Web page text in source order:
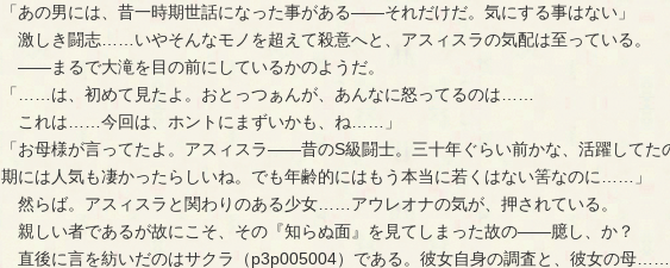
「あの男には、昔一時期世話になった事がある――それだけだ。気にする事はない」
激しき闘志……いやそんなモノを超えて殺意へと、アスィスラの気配は至っている。
――まるで大滝を目の前にしているかのようだ。
「……は、初めて見たよ。おとっつぁんが、あんなに怒ってるのは……
これは……今回は、ホントにまずいかも、ね……」
「お母様が言ってたよ。アスィスラ――昔のS級闘士。三十年ぐらい前かな、活躍してた
期には人気も凄かったらしいね。でも年齢的にはもう本当に若くはない筈なのに……」
然らば。アスィスラと関わりのある少女……アウレオナの気が、押されている。
親しい者であるが故にこそ、その『知らぬ面』を見てしまった故の――臆し、か？
直後に言を紡いだのはサクラ（p3p005004）である。彼女自身の調査と、彼女の母